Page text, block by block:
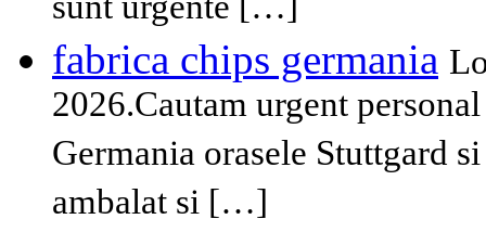
sunt urgente […]
fabrica chips germania
2026.Cautam urgent
Germania orasele Stuttgard
ambalat si […]